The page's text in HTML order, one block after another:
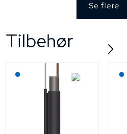
Se flere
Tilbehør
Lagerført: NEK Kabel